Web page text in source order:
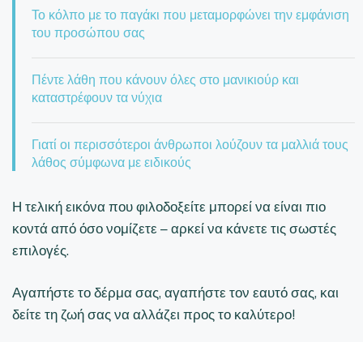
Το κόλπο με το παγάκι που μεταμορφώνει την εμφάνιση
του προσώπου σας
Πέντε λάθη που κάνουν όλες στο μανικιούρ και
καταστρέφουν τα νύχια
Γιατί οι περισσότεροι άνθρωποι λούζουν τα μαλλιά τους
λάθος σύμφωνα με ειδικούς
Η τελική εικόνα που φιλοδοξείτε μπορεί να είναι πιο
κοντά από όσο νομίζετε – αρκεί να κάνετε τις σωστές
επιλογές.
Αγαπήστε το δέρμα σας, αγαπήστε τον εαυτό σας, και
δείτε τη ζωή σας να αλλάζει προς το καλύτερο!